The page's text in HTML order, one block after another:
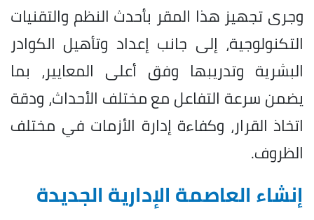
وجرى تجهيز هذا المقر بأحدث النظم والتقنيات
التكنولوجية، إلى جانب إعداد وتأهيل الكوادر
البشرية وتدريبها وفق أعلى المعايير، بما
يضمن سرعة التفاعل مع مختلف الأحداث، ودقة
اتخاذ القرار، وكفاءة إدارة الأزمات في مختلف
الظروف.
إنشاء العاصمة الإدارية الجديدة